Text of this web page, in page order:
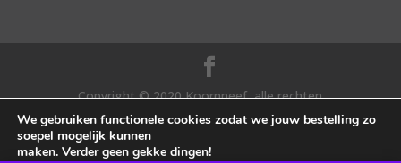
Copyright © 2020 Koornneef, alle rechten
voorbehouden. |Algemene voorwaarden|
Privacybeleid
We gebruiken functionele cookies zodat we jouw bestelling zo
soepel mogelijk kunnen
maken. Verder geen gekke dingen!